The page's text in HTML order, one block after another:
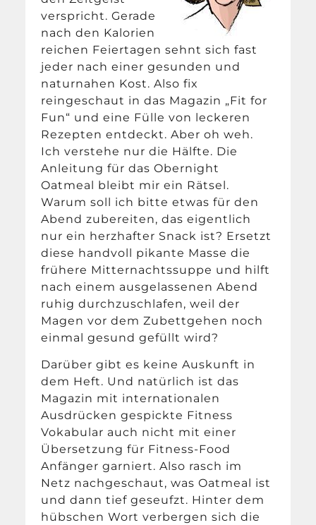
verspricht. Gerade
nach den Kalorien
reichen Feiertagen sehnt sich fast
jeder nach einer gesunden und
naturnahen Kost. Also fix
reingeschaut in das Magazin „Fit for
Fun“ und eine Fülle von leckeren
Rezepten entdeckt. Aber oh weh.
Ich verstehe nur die Hälfte. Die
Anleitung für das Obernight
Oatmeal bleibt mir ein Rätsel.
Warum soll ich bitte etwas für den
Abend zubereiten, das eigentlich
nur ein herzhafter Snack ist? Ersetzt
diese handvoll pikante Masse die
frühere Mitternachtssuppe und hilft
nach einem ausgelassenen Abend
ruhig durchzuschlafen, weil der
Magen vor dem Zubettgehen noch
einmal gesund gefüllt wird?
Darüber gibt es keine Auskunft in
dem Heft. Und natürlich ist das
Magazin mit internationalen
Ausdrücken gespickte Fitness
Vokabular auch nicht mit einer
Übersetzung für Fitness-Food
Anfänger garniert. Also rasch im
Netz nachgeschaut, was Oatmeal ist
und dann tief geseufzt. Hinter dem
hübschen Wort verbergen sich die